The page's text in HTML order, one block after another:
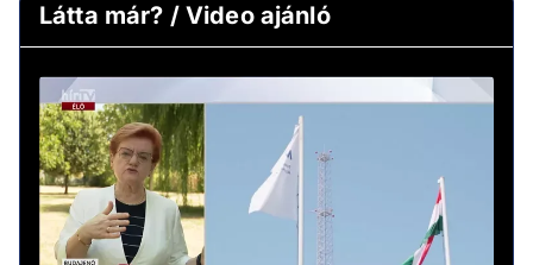
Látta már? / Video ajánló